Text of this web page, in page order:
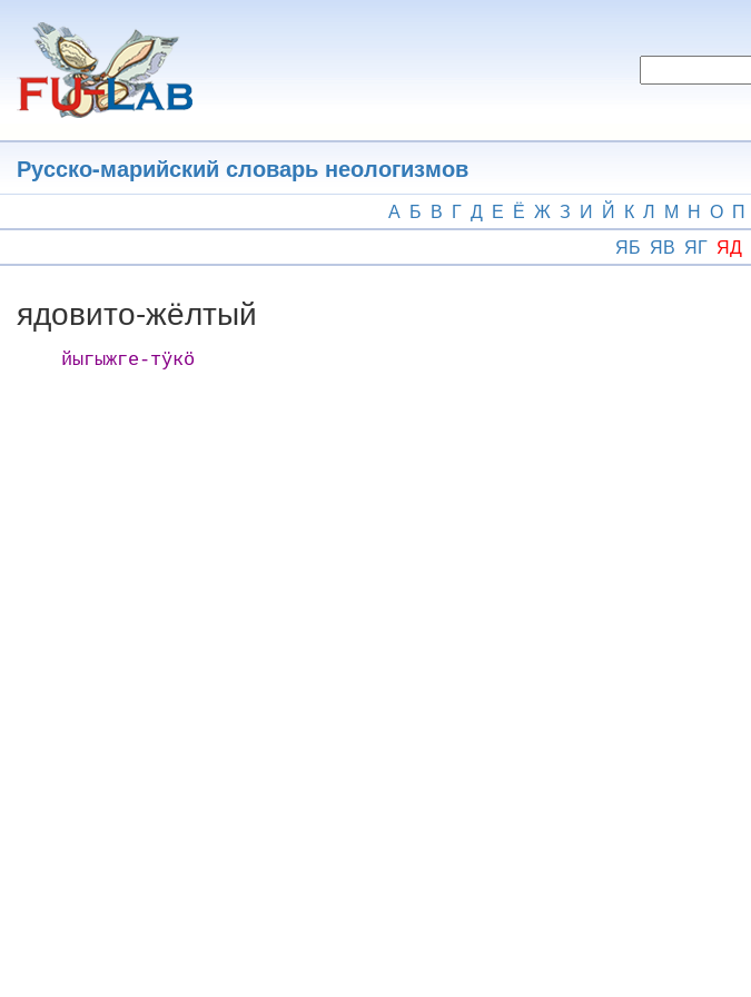
основному
содержанию
Русско-марийский словарь неологизмов
А Б В Г Д Е Ё Ж З И Й К Л М Н О П
ЯБ ЯВ ЯГ ЯД
ядовито-жёлтый
йыгыжге-тӱкӧ